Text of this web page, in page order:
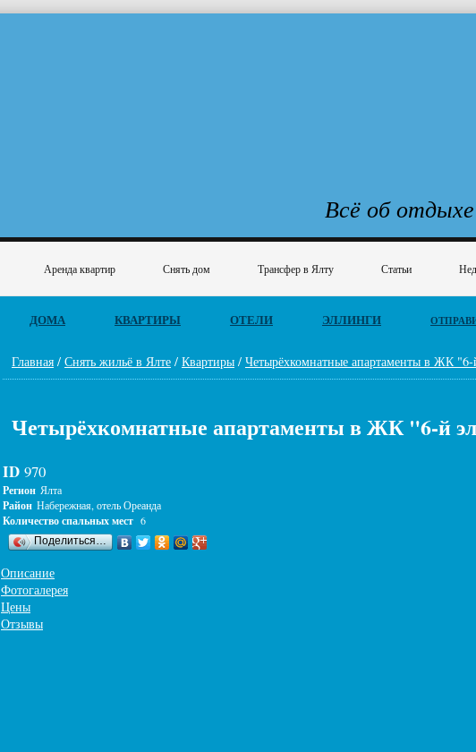
Всё об
Аренда квартир Снять дом Трансфер в Ялту Статьи
ДОМА КВАРТИРЫ ОТЕЛИ ЭЛЛИНГИ
Главная / Снять жильё в Ялте / Квартиры / Четырёхкомнатные апартаменты в ЖК "6-
Четырёхкомнатные апартаменты в ЖК "6-й
ID 970
Регион Ялта
Район Набережная, отель Ореанда
Количество спальных мест 6
Поделиться…
Описание
Фотогалерея
Цены
Отзывы